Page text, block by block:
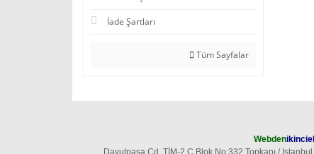
İade Şartları
Tüm Sayfalar
Webdenikinciel
Davutpaşa Cd. TİM-2 C Blok No:332 Topkapı / Istanbul